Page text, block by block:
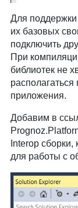
Для поддержки
их базовых
подключить
При
библиотек не
располагаться
приложения.
Добавим в
Interop
для работы с